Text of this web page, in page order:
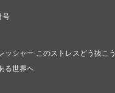
号
シャー このストレスどう抜こう
る世界へ